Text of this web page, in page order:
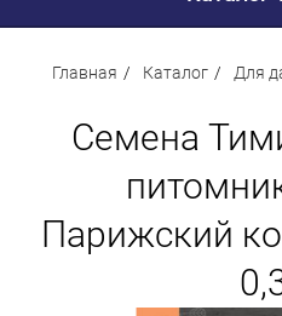
Для дома
Сантехника
Главная Каталог Для
Семена
Парижский